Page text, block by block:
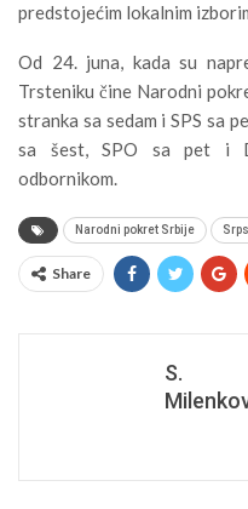
predstojećim lokalnim
Od 24. juna, kada su
Trsteniku čine Narodni
stranka sa sedam i SPS sa
sa šest, SPO sa pet i
odbornikom.
Narodni pokret Srbije
Share
S.